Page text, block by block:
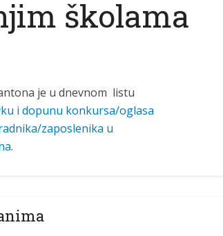
školama
je u dnevnom listu
i dopunu konkursa/oglasa
zaposlenika u
.